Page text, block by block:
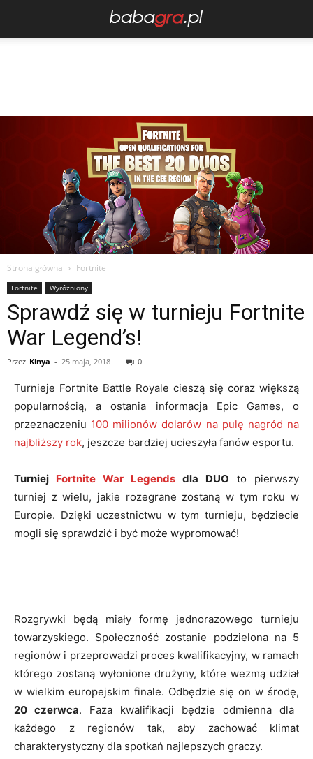
Strona główna Fortnite
Fortnite Wyróżniony
Sprawdź się w turnieju Fortnite
War Legend’s!
Przez Kinya - 25 maja, 2018 0
Turnieje Fortnite Battle Royale cieszą się coraz większą
popularnością, a ostania informacja Epic Games, o
przeznaczeniu 100 milionów dolarów na pulę nagród na
najbliższy rok, jeszcze bardziej ucieszyła fanów esportu.
Turniej Fortnite War Legends dla DUO to pierwszy
turniej z wielu, jakie rozegrane zostaną w tym roku w
Europie. Dzięki uczestnictwu w tym turnieju, będziecie
mogli się sprawdzić i być może wypromować!
Rozgrywki będą miały formę jednorazowego turnieju
towarzyskiego. Społeczność zostanie podzielona na 5
regionów i przeprowadzi proces kwalifikacyjny, w ramach
którego zostaną wyłonione drużyny, które wezmą udział
w wielkim europejskim finale. Odbędzie się on w środę,
20 czerwca. Faza kwalifikacji będzie odmienna dla
każdego z regionów tak, aby zachować klimat
charakterystyczny dla spotkań najlepszych graczy.